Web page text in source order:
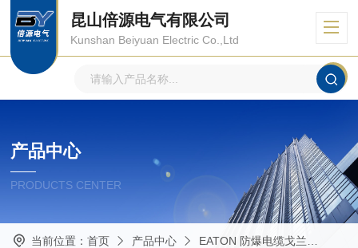
昆山倍源电气有限公司
Kunshan Beiyuan Electric Co.,Ltd
产品中心
PRODUCTS CENTER
当前位置： 首页 产品中心 EATON 防爆电缆戈兰